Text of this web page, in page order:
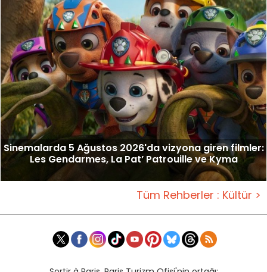
Sinemalarda 5 Ağustos 2026'da vizyona giren filmler:
Les Gendarmes, La Pat’ Patrouille ve Kyma
Tüm Rehberler : Kültür >